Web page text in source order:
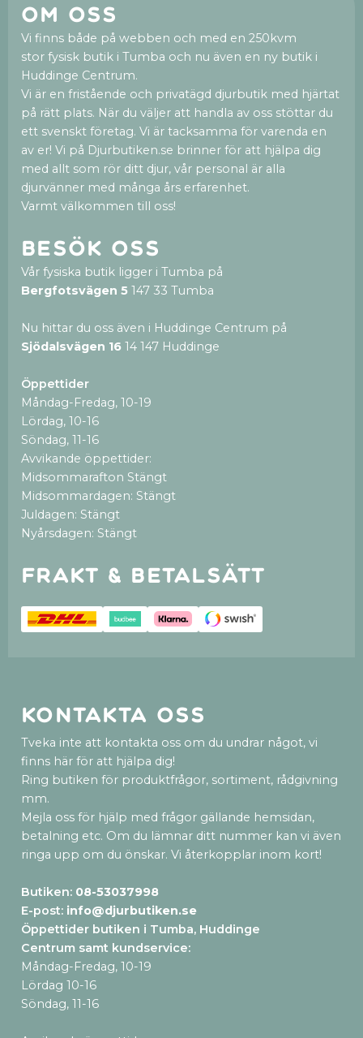
Om oss
Vi finns både på webben och med en 250kvm
stor fysisk butik i Tumba och nu även en ny butik i
Huddinge Centrum.
Vi är en fristående och privatägd djurbutik med hjärtat
på rätt plats. När du väljer att handla av oss stöttar du
ett svenskt företag. Vi är tacksamma för varenda en
av er! Vi på Djurbutiken.se brinner för att hjälpa dig
med allt som rör ditt djur, vår personal är alla
djurvänner med många års erfarenhet.
Varmt välkommen till oss!
Besök oss
Vår fysiska butik ligger i Tumba på
Bergfotsvägen 5 147 33 Tumba
Nu hittar du oss även i Huddinge Centrum på
Sjödalsvägen 16 14 147 Huddinge
Öppettider
Måndag-Fredag, 10-19
Lördag, 10-16
Söndag, 11-16
Avvikande öppettider:
Midsommarafton Stängt
Midsommardagen: Stängt
Juldagen: Stängt
Nyårsdagen: Stängt
Frakt & betalsätt
Kontakta oss
Tveka inte att kontakta oss om du undrar något, vi
finns här för att hjälpa dig!
Ring butiken för produktfrågor, sortiment, rådgivning
mm.
Mejla oss för hjälp med frågor gällande hemsidan,
betalning etc. Om du lämnar ditt nummer kan vi även
ringa upp om du önskar. Vi återkopplar inom kort!
Butiken: 08-53037998
E-post: info@djurbutiken.se
Öppettider butiken i Tumba, Huddinge
Centrum samt kundservice:
Måndag-Fredag, 10-19
Lördag 10-16
Söndag, 11-16